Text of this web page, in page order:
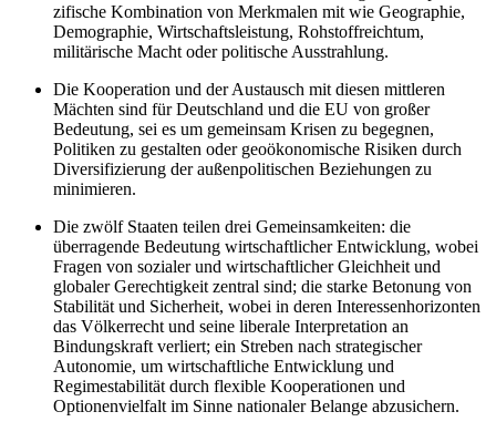
zifische Kombination von Merkmalen mit wie Geographie,
Demographie, Wirtschaftsleistung, Rohstoffreichtum,
militärische Macht oder politische Ausstrahlung.
Die Kooperation und der Austausch mit diesen mittleren
Mächten sind für Deutschland und die EU von großer
Bedeutung, sei es um gemeinsam Krisen zu begegnen,
Politiken zu gestalten oder geoökonomische Risiken durch
Diversifizierung der außenpolitischen Beziehungen zu
minimieren.
Die zwölf Staaten teilen drei Gemeinsamkeiten: die
überragende Bedeu­tung wirtschaftlicher Entwicklung, wobei
Fragen von sozialer und wirtschaftlicher Gleichheit und
globaler Gerechtigkeit zentral sind; die starke Betonung von
Stabilität und Sicherheit, wobei in deren Interessenhorizonten
das Völkerrecht und seine liberale Interpretation an
Bindungskraft verliert; ein Streben nach strategischer
Autonomie, um wirtschaft­liche Entwicklung und
Regimestabilität durch flexible Kooperationen und
Optionenvielfalt im Sinne nationaler Belange abzusichern.